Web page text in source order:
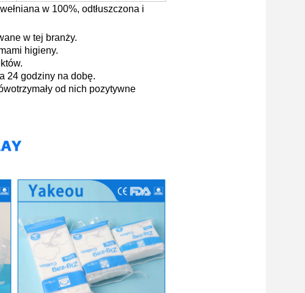
w 100%, odtłuszczona i
w tej branży.
higieny.
24 godziny na dobę.
otrzymały od nich pozytywne